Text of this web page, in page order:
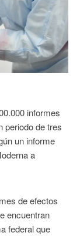
informes
periodo de tres
un informe
a
de efectos
encuentran
federal que